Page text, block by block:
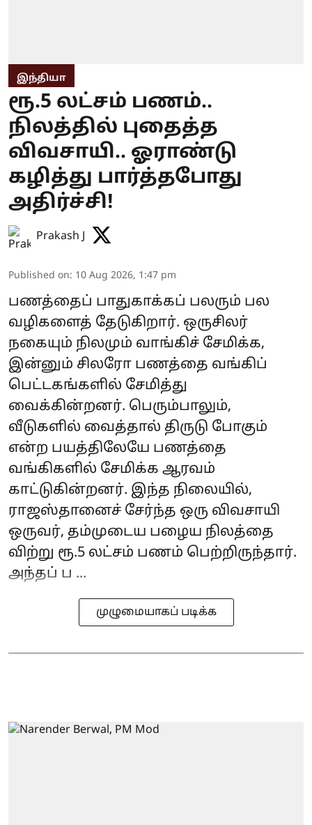
இந்தியா
ரூ.5 லட்சம் பணம்..
நிலத்தில் புதைத்த
விவசாயி.. ஓராண்டு
கழித்து பார்த்தபோது
அதிர்ச்சி!
Prakash J
Published on: 10 Aug 2026, 1:47 pm
பணத்தைப் பாதுகாக்கப் பலரும் பல
வழிகளைத் தேடுகிறார். ஒருசிலர்
நகையும் நிலமும் வாங்கிச் சேமிக்க,
இன்னும் சிலரோ பணத்தை வங்கிப்
பெட்டகங்களில் சேமித்து
வைக்கின்றனர். பெரும்பாலும்,
வீடுகளில் வைத்தால் திருடு போகும்
என்ற பயத்திலேயே பணத்தை
வங்கிகளில் சேமிக்க ஆரவம்
காட்டுகின்றனர். இந்த நிலையில்,
ராஜஸ்தானைச் சேர்ந்த ஒரு விவசாயி
ஒருவர், தம்முடைய பழைய நிலத்தை
விற்று ரூ.5 லட்சம் பணம் பெற்றிருந்தார்.
அந்தப் ப ...
முழுமையாகப் படிக்க